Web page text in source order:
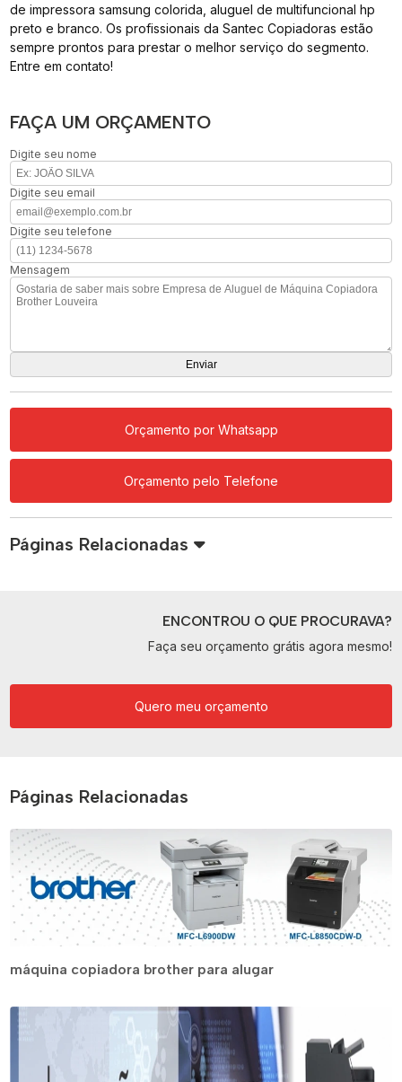
de impressora samsung colorida, aluguel de multifuncional hp
preto e branco. Os profissionais da Santec Copiadoras estão
sempre prontos para prestar o melhor serviço do segmento.
Entre em contato!
FAÇA UM ORÇAMENTO
Digite seu nome
Digite seu email
Digite seu telefone
Mensagem
Orçamento por Whatsapp
Orçamento pelo Telefone
Páginas Relacionadas
ENCONTROU O QUE PROCURAVA?
Faça seu orçamento grátis agora mesmo!
Quero meu orçamento
Páginas Relacionadas
máquina copiadora brother para alugar